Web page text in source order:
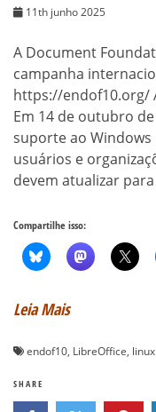
11th junho 2025
A Document
campanha
https://endof10.org/
Em 14 de outubro
suporte ao Windows
usuários e
devem atualizar
Compartilhe isso:
Leia Mais
endof10, LibreOffice, linux
SHARE